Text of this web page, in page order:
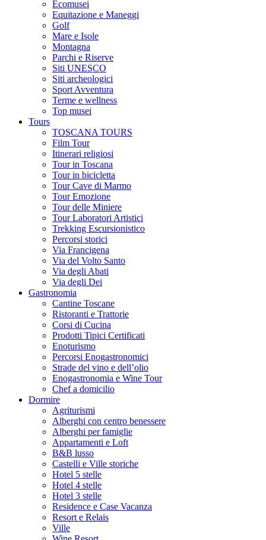
Ecomusei
Equitazione e Maneggi
Golf
Mare e Isole
Montagna
Parchi e Riserve
Siti UNESCO
Siti archeologici
Sport Avventura
Terme e wellness
Top musei
Tours
TOSCANA TOURS
Film Tour
Itinerari religiosi
Tour in Toscana
Tour in bicicletta
Tour Cave di Marmo
Tour Emozione
Tour delle Miniere
Tour Laboratori Artistici
Trekking Escursionistico
Percorsi storici
Via Francigena
Via del Volto Santo
Via degli Abati
Via degli Dei
Gastronomia
Cantine Toscane
Ristoranti e Trattorie
Corsi di Cucina
Prodotti Tipici Certificati
Enoturismo
Percorsi Enogastronomici
Strade del vino e dell’olio
Enogastronomia e Wine Tour
Chef a domicilio
Dormire
Agriturismi
Alberghi con centro benessere
Alberghi per famiglie
Appartamenti e Loft
B&B lusso
Castelli e Ville storiche
Hotel 5 stelle
Hotel 4 stelle
Hotel 3 stelle
Residence e Case Vacanza
Resort e Relais
Ville